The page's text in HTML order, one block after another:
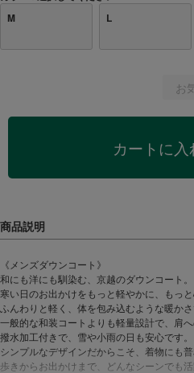
M
L
お
カートに入
《メンズダウンコート》
和にも洋にも馴染む、京越のダウンコート。
寒い日のお出かけをもっと軽やかに、もっと
ふんわりと軽く、体を包み込むような暖か
一般的な和装コートよりも軽量設計で、肩へ
撥水加工付きで、雪や小雨の日も安心です。
シンプルなデザインだからこそ、着物にも
歩きからお出かけまで、どんなシーンでも活